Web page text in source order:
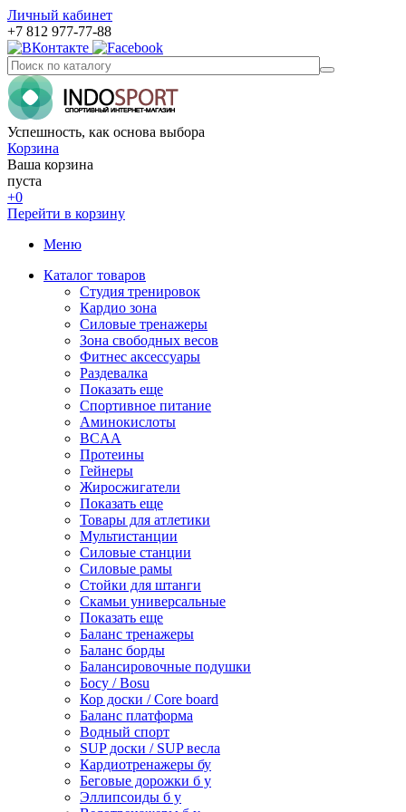
Личный кабинет
+7 812 977-77-88
Успешность, как основа выбора
Корзина
Ваша корзина
пуста
+0
Перейти в корзину
Меню
Каталог товаров
Студия тренировок
Кардио зона
Силовые тренажеры
Зона свободных весов
Фитнес аксессуары
Раздевалка
Показать еще
Спортивное питание
Аминокислоты
BCAA
Протеины
Гейнеры
Жиросжигатели
Показать еще
Товары для атлетики
Мультистанции
Силовые станции
Силовые рамы
Стойки для штанги
Скамьи универсальные
Показать еще
Баланс тренажеры
Баланс борды
Балансировочные подушки
Босу / Bosu
Кор доски / Core board
Баланс платформа
Водный спорт
SUP доски / SUP весла
Кардиотренажеры бу
Беговые дорожки б у
Эллипсоиды б у